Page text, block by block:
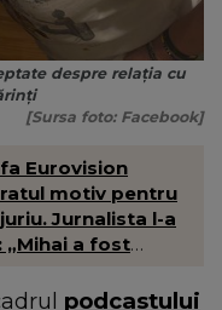
despre relația cu
[Sursa foto: Facebook]
Eurovision
motiv pentru
Jurnalista l-a
a fost
podcastului